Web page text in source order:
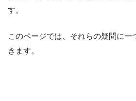
す。
このページでは、それらの疑問に一
きます。